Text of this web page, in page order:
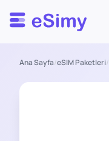
Esimy
Ana Sayfa/eSIM Paketleri/